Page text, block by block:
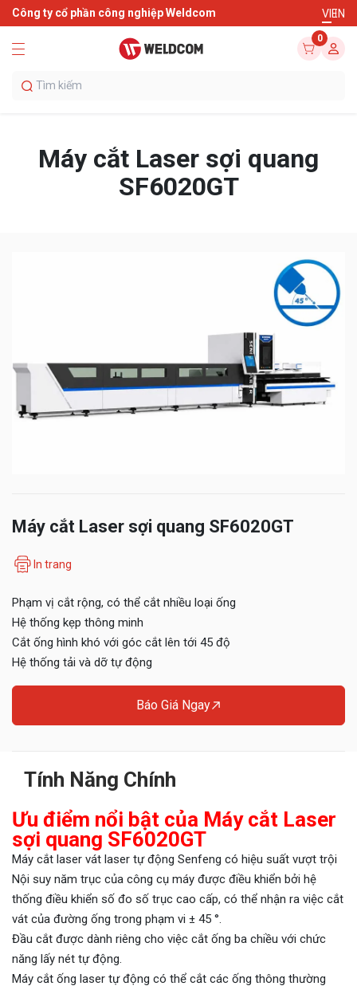
Công ty cổ phần công nghiệp Weldcom VIEN
0
Máy cắt Laser sợi quang
SF6020GT
Máy cắt Laser sợi quang SF6020GT
In trang
Phạm vị cắt rộng, có thể cắt nhiều loại ống
Hệ thống kẹp thông minh
Cắt ống hình khó với góc cắt lên tới 45 độ
Hệ thống tải và dỡ tự động
Báo Giá Ngay
Tính Năng Chính
Ưu điểm nổi bật của Máy cắt Laser
sợi quang SF6020GT
Máy cắt laser vát laser tự động Senfeng có hiệu suất vượt trội
Nội suy năm trục của công cụ máy được điều khiển bởi hệ
thống điều khiển số đo số trục cao cấp, có thể nhận ra việc cắt
vát của đường ống trong phạm vi ± 45 °.
Đầu cắt được dành riêng cho việc cắt ống ba chiều với chức
năng lấy nét tự động.
Máy cắt ống laser tự động có thể cắt các ống thông thường